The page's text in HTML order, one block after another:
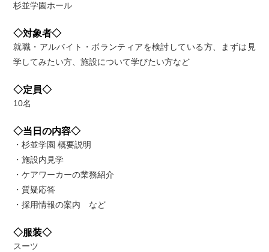
杉並学園ホール
◇対象者◇
就職・アルバイト・ボランティアを検討している方、まずは見
学してみたい方、施設について学びたい方など
◇定員◇
10名
◇当日の内容◇
・杉並学園 概要説明
・施設内見学
・ケアワーカーの業務紹介
・質疑応答
・採用情報の案内 など
◇服装◇
スーツ